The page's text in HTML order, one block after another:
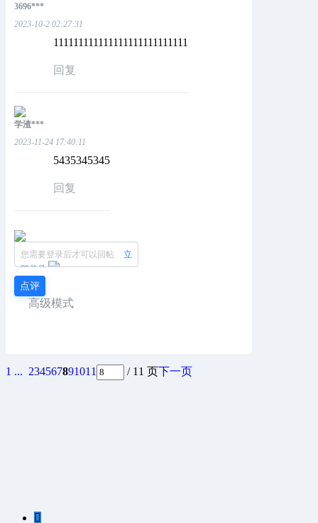
3696***
2023-10-2 02:27:31
111111111111111111111111111
回复
学渣***
2023-11-24 17:40:11
5435345345
回复
您需要登录后才可以回帖
立
即登录
点评
高级模式
1 ... 234567891011 / 11 页下一页
